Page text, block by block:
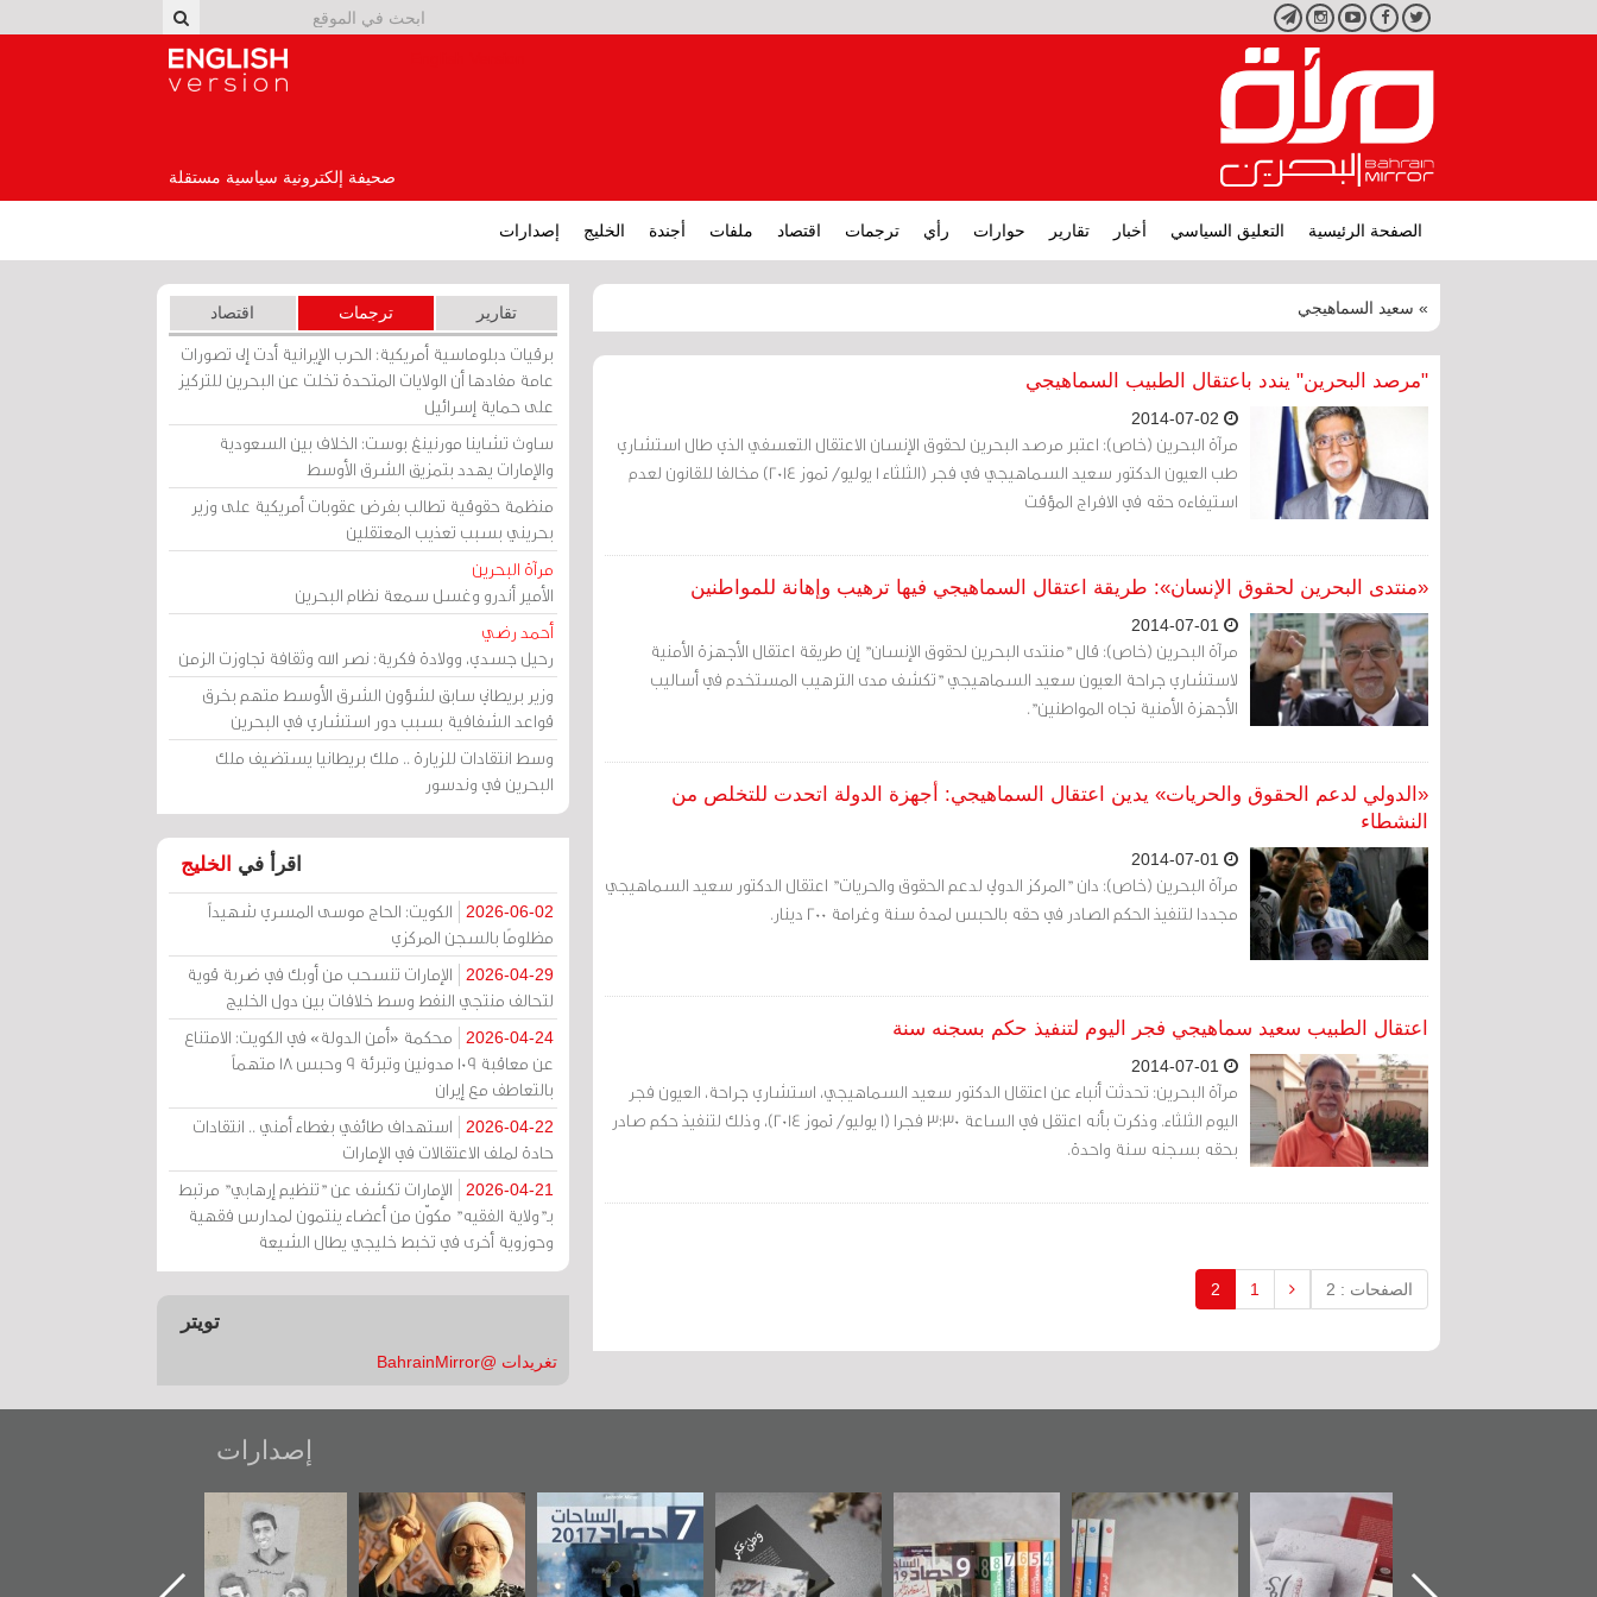
تويتر فيسبوكيوتيوبانستجرامتليجرام
صحيفة إلكترونية سياسية مستقلة
الصفحة الرئيسية التعليق السياسي أخبار تقارير حوارات رأي ترجمات اقتصاد ملفات أجندة الخليج إصدارات
» سعيد السماهيجي
"مرصد البحرين" يندد باعتقال الطبيب السماهيجي
مرآة البحرين (خاص): اعتبر مرصد البحرين لحقوق الإنسان الاعتقال التعسفي الذي طال استشاري
طب العيون الدكتور سعيد السماهيجي في فجر (الثلثاء 1 يوليو/ تموز 2014) مخالفا للقانون لعدم
استيفاءه حقه في الافراج المؤقت
«منتدى البحرين لحقوق الإنسان»: طريقة اعتقال السماهيجي فيها ترهيب وإهانة للمواطنين
مرآة البحرين (خاص): قال "منتدى البحرين لحقوق الإنسان" إن طريقة اعتقال الأجهزة الأمنية
لاستشاري جراحة العيون سعيد السماهيجي "تكشف مدى الترهيب المستخدم في أساليب
الأجهزة الأمنية تجاه المواطنين".
«الدولي لدعم الحقوق والحريات» يدين اعتقال السماهيجي: أجهزة الدولة اتحدت للتخلص من
النشطاء
مرآة البحرين (خاص): دان "المركز الدولي لدعم الحقوق والحريات" اعتقال الدكتور سعيد السماهيجي
مجددا لتنفيذ الحكم الصادر في حقه بالحبس لمدة سنة وغرامة 200 دينار.
اعتقال الطبيب سعيد سماهيجي فجر اليوم لتنفيذ حكم بسجنه سنة
مرآة البحرين: تحدثت أنباء عن اعتقال الدكتور سعيد السماهيجي، استشاري جراحة، العيون فجر
اليوم الثلثاء. وذكرت بأنه اعتقل في الساعة 3:30 فجرا (1 يوليو/ تموز 2014)، وذلك لتنفيذ حكم صادر
بحقه بسجنه سنة واحدة.
الصفحات : 2 1
2
تقارير ترجمات اقتصاد
برقيات دبلوماسية أمريكية: الحرب الإيرانية أدت إلى تصورات
عامة مفادها أن الولايات المتحدة تخلت عن البحرين للتركيز
على حماية إسرائيل
ساوث تشاينا مورنينغ بوست: الخلاف بين السعودية
والإمارات يهدد بتمزيق الشرق الأوسط
منظمة حقوقية تطالب بفرض عقوبات أمريكية على وزير
بحريني بسبب تعذيب المعتقلين
مرآة البحرين
الأمير أندرو وغسل سمعة نظام البحرين
أحمد رضي
رحيل جسدي، وولادة فكرية: نصر الله وثقافة تجاوزت الزمن
وزير بريطاني سابق لشؤون الشرق الأوسط متهم بخرق
قواعد الشفافية بسبب دور استشاري في البحرين
وسط انتقادات للزيارة .. ملك بريطانيا يستضيف ملك
البحرين في وندسور
اقرأ في الخليج
2026-06-02
الكويت: الحاج موسى المسري شهيداً
مظلومًا بالسجن المركزي
2026-04-29
الإمارات تنسحب من أوبك في ضربة قوية
لتحالف منتجي النفط وسط خلافات بين دول الخليج
2026-04-24
محكمة «أمن الدولة» في الكويت: الامتناع
عن معاقبة 109 مدونين وتبرئة 9 وحبس 18 متهماً
بالتعاطف مع إيران
2026-04-22
استهداف طائفي بغطاء أمني .. انتقادات
حادة لملف الاعتقالات في الإمارات
2026-04-21
الإمارات تكشف عن "تنظيم إرهابي" مرتبط
بـ"ولاية الفقيه" مكوّن من أعضاء ينتمون لمدارس فقهية
وحوزوية أخرى في تخبط خليجي يطال الشيعة
تويتر
تغريدات @BahrainMirror
إصدارات
"حماة الباب الأخير":
الإصدار الأول عن
اعتصام الدراز
تصنيف موضوعي
للوثائق البريطانية
يقدمه «مركز أوال»
تصدر حصاد
الساحات 2019
«وطن عكر» رواية
جديدة لمعتقل
عسكري تصدر عن
حصاد 2017
عاشوراء البحرين...
ويكيليكس السفارة
الأمريكية
شهداء وطن